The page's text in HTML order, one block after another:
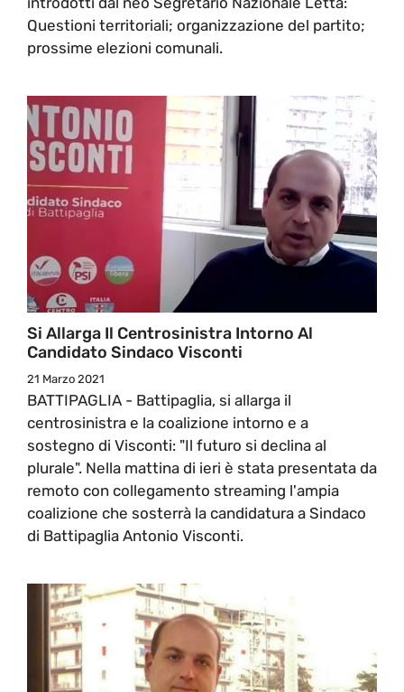
Questioni territoriali; organizzazione del partito;
prossime elezioni comunali.
Si Allarga Il Centrosinistra Intorno Al
Candidato Sindaco Visconti
21 Marzo 2021
BATTIPAGLIA - Battipaglia, si allarga il
centrosinistra e la coalizione intorno e a
sostegno di Visconti: "Il futuro si declina al
plurale". Nella mattina di ieri è stata presentata da
remoto con collegamento streaming l'ampia
coalizione che sosterrà la candidatura a Sindaco
di Battipaglia Antonio Visconti.